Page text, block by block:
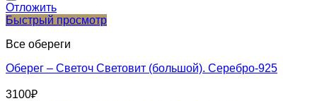
Отложить
Быстрый просмотр
Все обереги
Оберег – Светоч Световит (большой). Серебро-925
3100₽